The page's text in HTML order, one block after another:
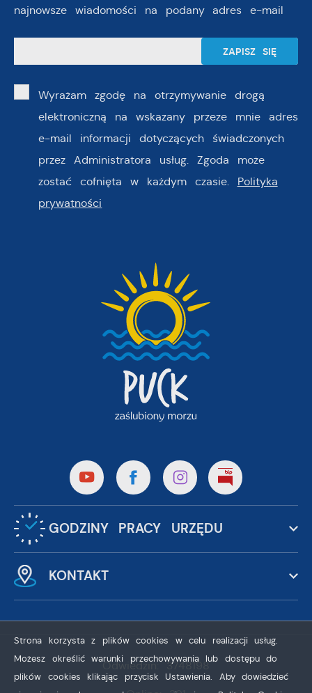
najnowsze wiadomości na podany adres e-mail
Wyrażam zgodę na otrzymywanie drogą
elektroniczną na wskazany przeze mnie adres
e-mail informacji dotyczących świadczonych
przez Administratora usług. Zgoda może
zostać cofnięta w każdym czasie. Polityka
prywatności
GODZINY PRACY URZĘDU
KONTAKT
Odwiedzin: 3748198
Strona korzysta z plików cookies w celu realizacji usług.
Możesz określić warunki przechowywania lub dostępu do
plików cookies klikając przycisk Ustawienia. Aby dowiedzieć